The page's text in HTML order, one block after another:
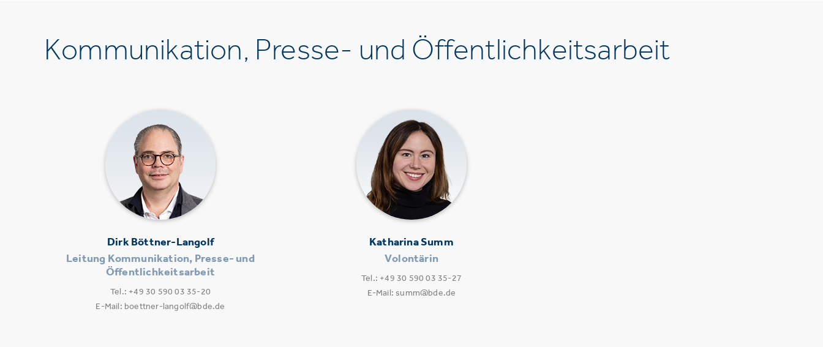
Kommunikation, Presse- und Öffentlichkeitsarbeit
Dirk Böttner-Langolf
Leitung Kommunikation, Presse- und
Öffentlichkeitsarbeit
Tel.: +49 30 590 03 35-20
E-Mail: boettner-langolf@bde.de
Katharina Summ
Volontärin
Tel.: +49 30 590 03 35-27
E-Mail: summ@bde.de